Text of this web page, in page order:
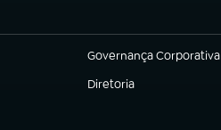
Governança Corporativa
(abre em nova aba)
Diretoria
(abre em nova aba)